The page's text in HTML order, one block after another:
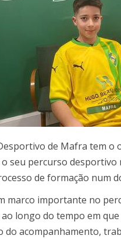
de Mafra tem
seu percurso
de formação num
marco importante no
longo do tempo em
do acompanhamento,